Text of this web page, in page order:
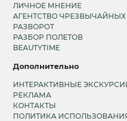
ЛИЧНОЕ МНЕНИЕ
АГЕНТСТВО
РАЗВОРОТ
РАЗБОР ПОЛЕТОВ
BEAUTYTIME
Дополнительно
ИНТЕРАКТИВНЫЕ
РЕКЛАМА
КОНТАКТЫ
ПОЛИТИКА